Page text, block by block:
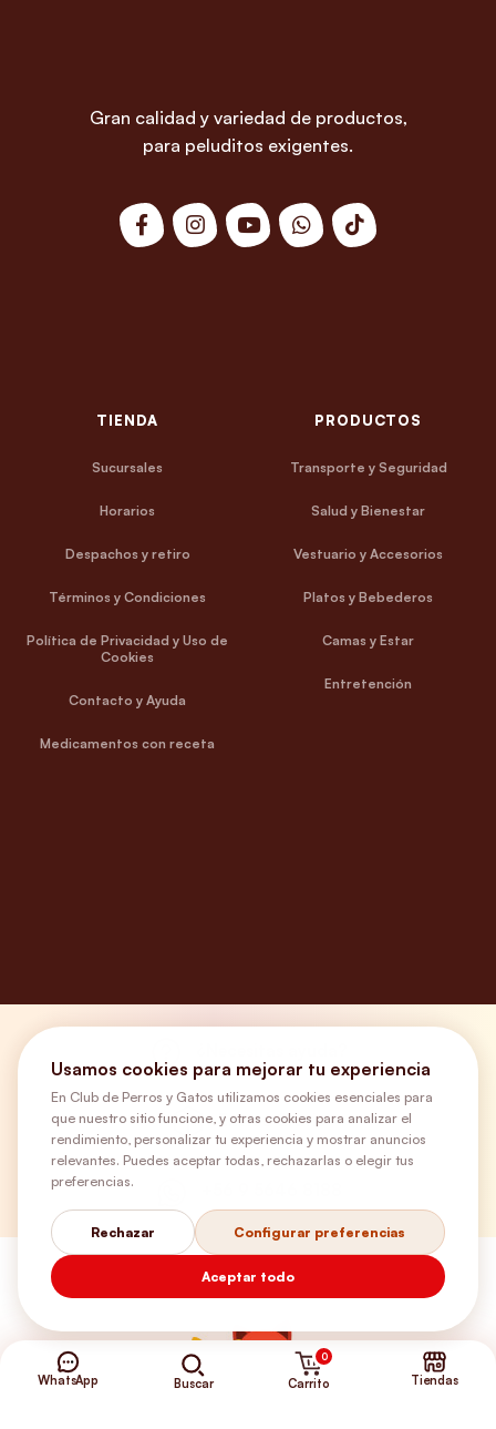
Gran calidad y variedad de productos,
para peluditos exigentes.
TIENDA
Sucursales
Horarios
Despachos y retiro
Términos y Condiciones
Política de Privacidad y Uso de
Cookies
Contacto y Ayuda
Medicamentos con receta
PRODUCTOS
Transporte y Seguridad
Salud y Bienestar
Vestuario y Accesorios
Platos y Bebederos
Camas y Estar
Entretención
Envíos Gratis
WhatsApp Buscar
0
Carrito Tiendas
Usamos cookies para mejorar tu experiencia
En Club de Perros y Gatos utilizamos cookies esenciales para
que nuestro sitio funcione, y otras cookies para analizar el
rendimiento, personalizar tu experiencia y mostrar anuncios
relevantes. Puedes aceptar todas, rechazarlas o elegir tus
preferencias.
Rechazar Configurar preferencias
Aceptar todo